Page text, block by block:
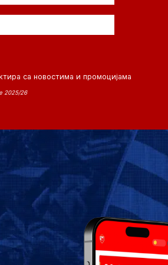
са новостима и промоцијама
2025/26